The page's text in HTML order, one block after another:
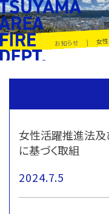
お知らせ | 女
女性活躍推進法
に基づく取組
2024.7.5